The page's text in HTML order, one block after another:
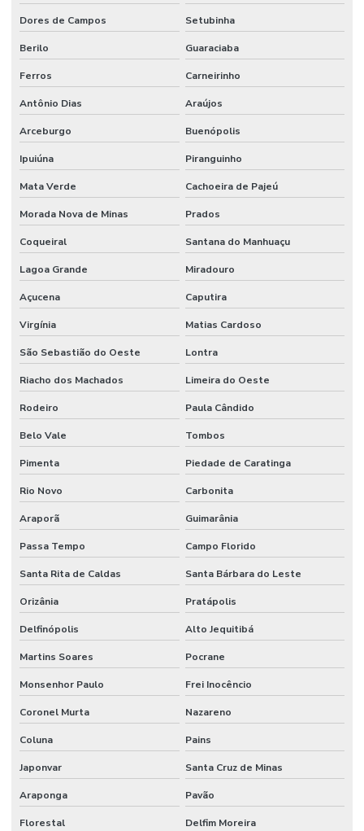
Dores de Campos Setubinha
Berilo Guaraciaba
Ferros Carneirinho
Antônio Dias Araújos
Arceburgo Buenópolis
Ipuiúna Piranguinho
Mata Verde Cachoeira de Pajeú
Morada Nova de Minas Prados
Coqueiral Santana do Manhuaçu
Lagoa Grande Miradouro
Açucena Caputira
Virgínia Matias Cardoso
São Sebastião do Oeste Lontra
Riacho dos Machados Limeira do Oeste
Rodeiro Paula Cândido
Belo Vale Tombos
Pimenta Piedade de Caratinga
Rio Novo Carbonita
Araporã Guimarânia
Passa Tempo Campo Florido
Santa Rita de Caldas Santa Bárbara do Leste
Orizânia Pratápolis
Delfinópolis Alto Jequitibá
Martins Soares Pocrane
Monsenhor Paulo Frei Inocêncio
Coronel Murta Nazareno
Coluna Pains
Japonvar Santa Cruz de Minas
Araponga Pavão
Florestal Delfim Moreira